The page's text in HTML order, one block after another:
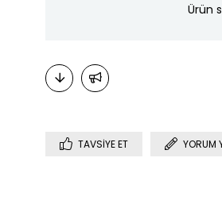
Ürün
TAVSIYE ET YORUM